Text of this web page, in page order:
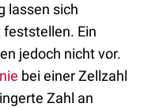
lassen sich
feststellen. Ein
jedoch nicht vor.
bei einer Zellzahl
Zahl an